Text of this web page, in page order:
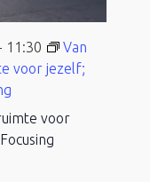
voor
11:30
Van
voor jezelf;